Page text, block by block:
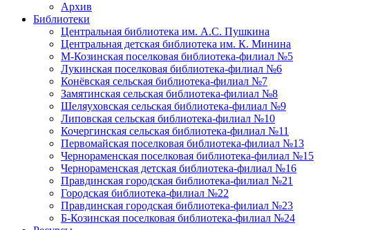
Архив
Библиотеки
Центральная библиотека им. А.С. Пушкина
Центральная детская библиотека им. К. Минина
М-Козинская поселковая библиотека-филиал №5
Лукинская поселковая библиотека-филиал №6
Конёвская сельская библиотека-филиал №7
Замятинская сельская библиотека-филиал №8
Шеляуховская сельская библиотека-филиал №9
Липовская сельская библиотека-филиал №10
Кочергинская сельская библиотека-филиал №11
Первомайская поселковая библиотека-филиал №13
Чернораменская поселковая библиотека-филиал №15
Чернораменская детская библиотека-филиал №16
Правдинская городская библиотека-филиал №21
Городская библиотека-филиал №22
Правдинская городская библиотека-филиал №23
Б-Козинская поселковая библиотека-филиал №24